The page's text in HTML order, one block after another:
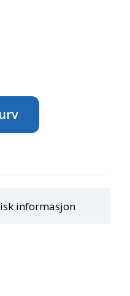
informasjon